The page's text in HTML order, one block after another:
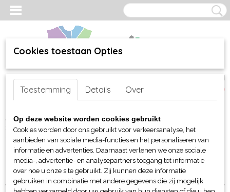
Inloggen Registreren
(0)
Home >webshop>Per merk >James & Nicholson
> Jassen en Bodywarmers
Sorteer op:
Cookies toestaan Opties
Toestemming Details Over
Op deze website worden cookies gebruikt
Cookies worden door ons gebruikt voor verkeersanalyse, het
aanbieden van sociale media-functies en het personaliseren van
informatie en advertenties. Daarnaast verlenen we onze sociale
media-, advertentie- en analysepartners toegang tot informatie
over hoe u onze site gebruikt. Zij kunnen deze informatie
gebruiken in combinatie met andere gegevens die zij mogelijk